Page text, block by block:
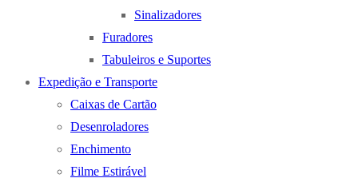
Sinalizadores
Furadores
Tabuleiros e Suportes
Expedição e Transporte
Caixas de Cartão
Desenroladores
Enchimento
Filme Estirável